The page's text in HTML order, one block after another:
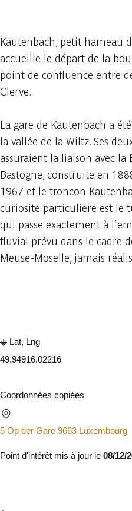
Kautenbach, petit hameau
accueille le départ de la
point de confluence entre
Clerve.
La gare de Kautenbach a
la vallée de la Wiltz. Ses
assuraient la liaison avec la
Bastogne, construite en
1967 et le troncon
curiosité particulière est le
qui passe exactement à
fluvial prévu dans le cadre
Meuse-Moselle, jamais
Lat, Lng
49.94916.02216
Coordonnées copiées
5 Op der Gare 9663 Luxembourg
Point d'intérêt mis à jour le 08/12/